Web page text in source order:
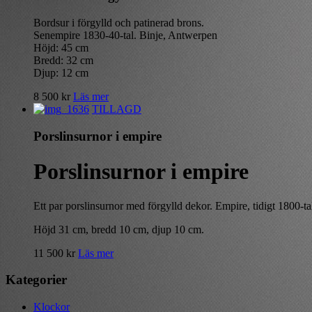
Bordsur i förgylld och patinerad brons.
Senempire 1830-40-tal. Binje, Antwerpen
Höjd: 45 cm
Bredd: 32 cm
Djup: 12 cm
8 500 kr Läs mer
TILLAGD
Porslinsurnor i empire
Porslinsurnor i empire
Ett par porslinsurnor med förgylld dekor. Empire, tidigt 1800-
Höjd 31 cm, bredd 10 cm, djup 10 cm.
11 500 kr Läs mer
Kategorier
Klockor